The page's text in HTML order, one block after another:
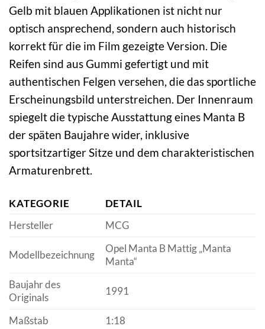
Gelb mit blauen Applikationen ist nicht nur
optisch ansprechend, sondern auch historisch
korrekt für die im Film gezeigte Version. Die
Reifen sind aus Gummi gefertigt und mit
authentischen Felgen versehen, die das sportliche
Erscheinungsbild unterstreichen. Der Innenraum
spiegelt die typische Ausstattung eines Manta B
der späten Baujahre wider, inklusive
sportsitzartiger Sitze und dem charakteristischen
Armaturenbrett.
KATEGORIE
DETAIL
Hersteller
MCG
Modellbezeichnung
Opel Manta B Mattig „Manta
Manta“
Baujahr des
Originals
1991
Maßstab
1:18